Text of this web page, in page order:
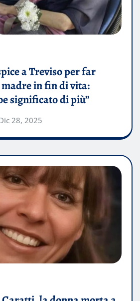
a Treviso per far
in fin di vita:
significato di più”
28, 2025